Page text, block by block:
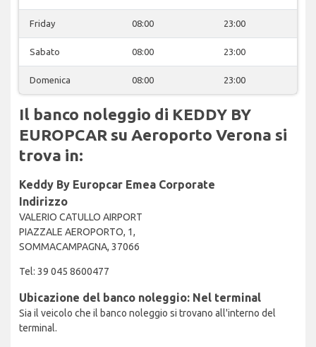
Friday 08:00 23:00
Sabato 08:00 23:00
Domenica 08:00 23:00
Il banco noleggio di KEDDY BY
EUROPCAR su Aeroporto Verona si
trova in:
Keddy By Europcar Emea Corporate
Indirizzo
VALERIO CATULLO AIRPORT
PIAZZALE AEROPORTO, 1,
SOMMACAMPAGNA, 37066
Tel: 39 045 8600477
Ubicazione del banco noleggio: Nel terminal
Sia il veicolo che il banco noleggio si trovano all'interno del
terminal.